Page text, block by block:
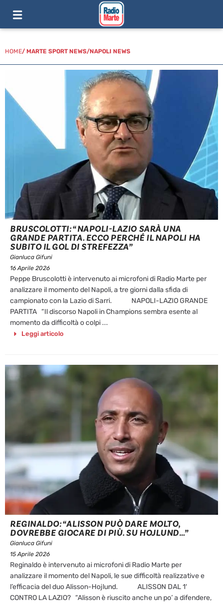
HOME/ MARTE SPORT NEWS/NAPOLI NEWS
BRUSCOLOTTI: “NAPOLI-LAZIO SARÀ UNA
GRANDE PARTITA. ECCO PERCHÉ IL NAPOLI HA
SUBITO IL GOL DI STREFEZZA”
Gianluca Gifuni
16 Aprile 2026
Peppe Bruscolotti è intervenuto ai microfoni di Radio Marte per
analizzare il momento del Napoli, a tre giorni dalla sfida di
campionato con la Lazio di Sarri. NAPOLI-LAZIO GRANDE
PARTITA “Il discorso Napoli in Champions sembra esente al
momento da difficoltà o colpi ...
Leggi articolo
REGINALDO: “ALISSON PUÒ DARE MOLTO,
DOVREBBE GIOCARE DI PIÙ. SU HOJLUND…”
Gianluca Gifuni
15 Aprile 2026
Reginaldo è intervenuto ai microfoni di Radio Marte per
analizzare il momento del Napoli, le sue difficoltà realizzative e
l’efficacia del duo Alisson-Hojlund. ALISSON DAL 1′
CONTRO LA LAZIO? “Alisson è riuscito anche un po’ a difendere,